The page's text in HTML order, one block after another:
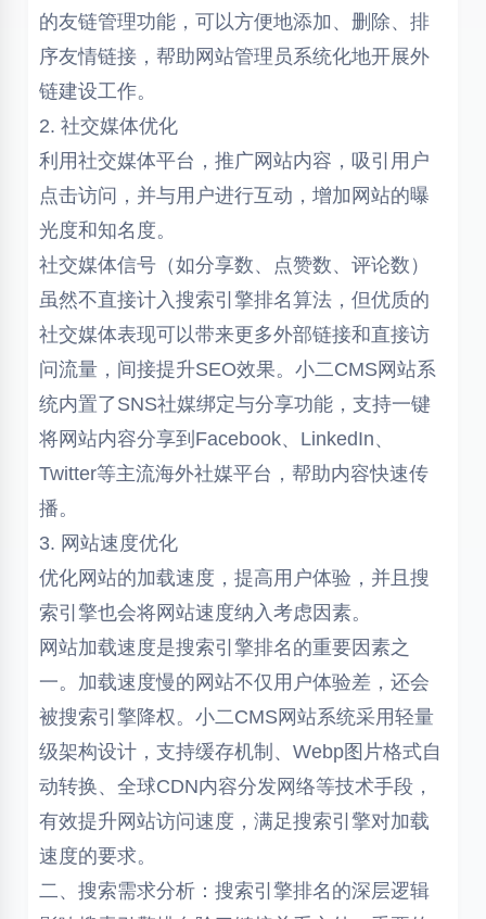
的友链管理功能，可以方便地添加、删除、排
序友情链接，帮助网站管理员系统化地开展外
链建设工作。
2. 社交媒体优化
利用社交媒体平台，推广网站内容，吸引用户
点击访问，并与用户进行互动，增加网站的曝
光度和知名度。
社交媒体信号（如分享数、点赞数、评论数）
虽然不直接计入搜索引擎排名算法，但优质的
社交媒体表现可以带来更多外部链接和直接访
问流量，间接提升SEO效果。小二CMS网站系
统内置了SNS社媒绑定与分享功能，支持一键
将网站内容分享到Facebook、LinkedIn、
Twitter等主流海外社媒平台，帮助内容快速传
播。
3. 网站速度优化
优化网站的加载速度，提高用户体验，并且搜
索引擎也会将网站速度纳入考虑因素。
网站加载速度是搜索引擎排名的重要因素之
一。加载速度慢的网站不仅用户体验差，还会
被搜索引擎降权。小二CMS网站系统采用轻量
级架构设计，支持缓存机制、Webp图片格式自
动转换、全球CDN内容分发网络等技术手段，
有效提升网站访问速度，满足搜索引擎对加载
速度的要求。
二、搜索需求分析：搜索引擎排名的深层逻辑